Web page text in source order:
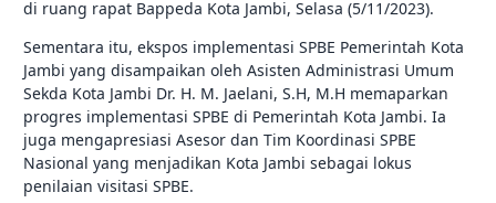
di ruang rapat Bappeda Kota Jambi, Selasa (5/11/2023).
Sementara itu, ekspos implementasi SPBE Pemerintah Kota
Jambi yang disampaikan oleh Asisten Administrasi Umum
Sekda Kota Jambi Dr. H. M. Jaelani, S.H, M.H memaparkan
progres implementasi SPBE di Pemerintah Kota Jambi. Ia
juga mengapresiasi Asesor dan Tim Koordinasi SPBE
Nasional yang menjadikan Kota Jambi sebagai lokus
penilaian visitasi SPBE.
jambikota.go.id |